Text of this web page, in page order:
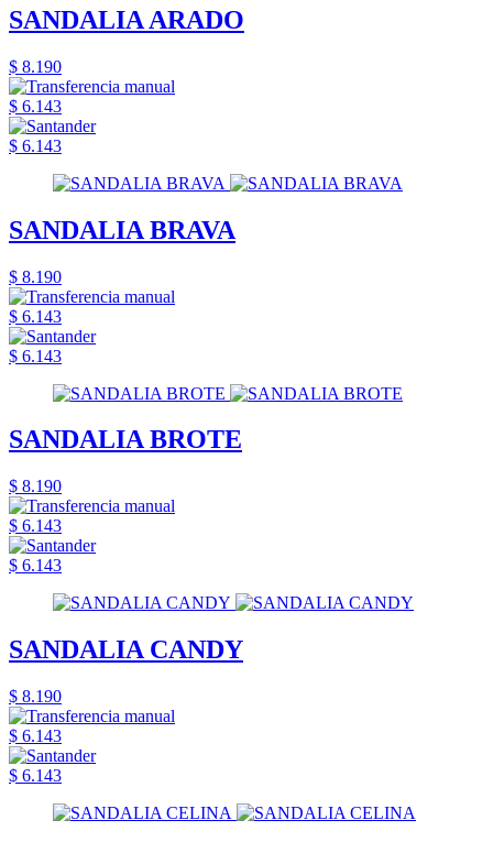
SANDALIA ARADO
$ 8.190
$ 6.143
$ 6.143
SANDALIA BRAVA
$ 8.190
$ 6.143
$ 6.143
SANDALIA BROTE
$ 8.190
$ 6.143
$ 6.143
SANDALIA CANDY
$ 8.190
$ 6.143
$ 6.143